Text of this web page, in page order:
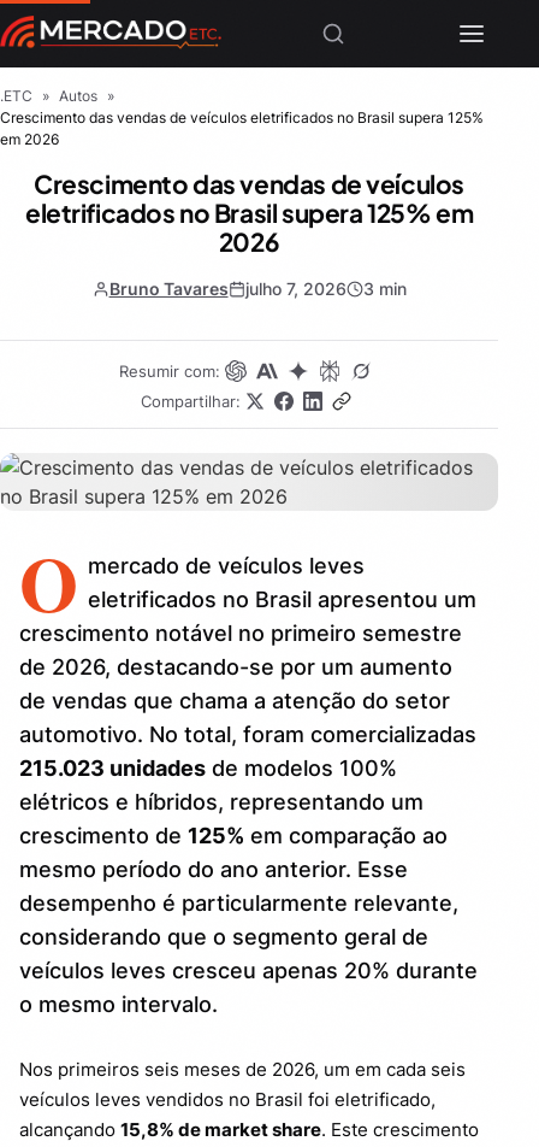
.ETC » Autos »
Crescimento das vendas de veículos eletrificados no Brasil supera 125%
em 2026
Crescimento das vendas de veículos
eletrificados no Brasil supera 125% em
2026
Bruno Tavares julho 7, 2026 3 min
Resumir com:
Compartilhar:
O mercado de veículos leves
eletrificados no Brasil apresentou um
crescimento notável no primeiro semestre
de 2026, destacando-se por um aumento
de vendas que chama a atenção do setor
automotivo. No total, foram comercializadas
215.023 unidades de modelos 100%
elétricos e híbridos, representando um
crescimento de 125% em comparação ao
mesmo período do ano anterior. Esse
desempenho é particularmente relevante,
considerando que o segmento geral de
veículos leves cresceu apenas 20% durante
o mesmo intervalo.
Nos primeiros seis meses de 2026, um em cada seis
veículos leves vendidos no Brasil foi eletrificado,
alcançando 15,8% de market share. Este crescimento